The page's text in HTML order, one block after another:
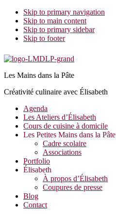
Skip to primary navigation
Skip to main content
Skip to primary sidebar
Skip to footer
Les Mains dans la Pâte
Créativité culinaire avec Élisabeth
Agenda
Les Ateliers d’Élisabeth
Cours de cuisine à domicile
Les Petites Mains dans la Pâte
Cadre scolaire
Associations
Portfolio
Élisabeth
À propos d’Élisabeth
Coupures de presse
Blog
Contact